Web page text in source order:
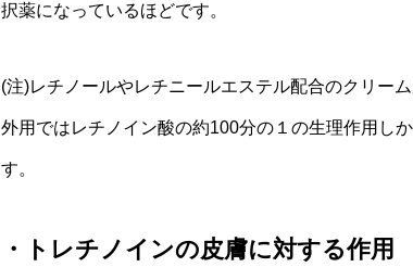
択薬になっているほどです。
(注)レチノールやレチニールエステル配合のクリー
外用ではレチノイン酸の約100分の１の生理作用し
す。
・トレチノインの皮膚に対する作用